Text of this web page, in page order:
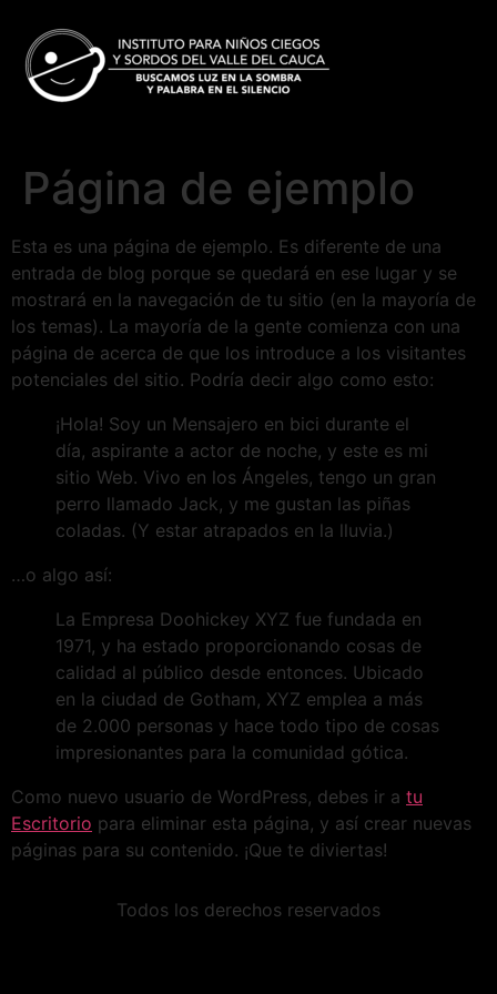
Página de ejemplo
Esta es una página de ejemplo. Es diferente de una
entrada de blog porque se quedará en ese lugar y se
mostrará en la navegación de tu sitio (en la mayoría de
los temas). La mayoría de la gente comienza con una
página de acerca de que los introduce a los visitantes
potenciales del sitio. Podría decir algo como esto:
¡Hola! Soy un Mensajero en bici durante el
día, aspirante a actor de noche, y este es mi
sitio Web. Vivo en los Ángeles, tengo un gran
perro llamado Jack, y me gustan las piñas
coladas. (Y estar atrapados en la lluvia.)
…o algo así:
La Empresa Doohickey XYZ fue fundada en
1971, y ha estado proporcionando cosas de
calidad al público desde entonces. Ubicado
en la ciudad de Gotham, XYZ emplea a más
de 2.000 personas y hace todo tipo de cosas
impresionantes para la comunidad gótica.
Como nuevo usuario de WordPress, debes ir a tu
Escritorio para eliminar esta página, y así crear nuevas
páginas para su contenido. ¡Que te diviertas!
Todos los derechos reservados